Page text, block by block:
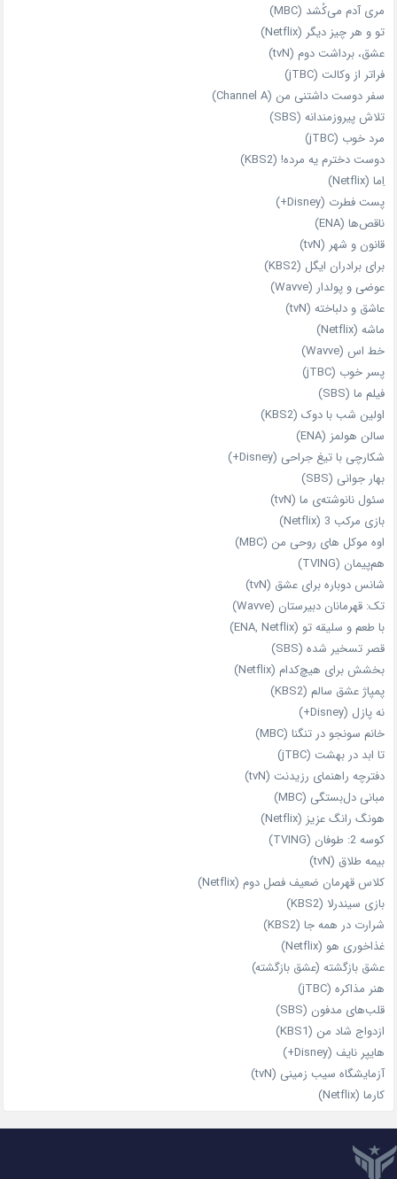
مری آدم می‌کُشد (MBC)
تو و هر چیز دیگر (Netflix)
عشق، برداشت دوم (tvN)
فراتر از وکالت (jTBC)
سفر دوست‌ داشتنی من (Channel A)
تلاش پیروزمندانه (SBS)
مرد خوب (jTBC)
دوست دخترم یه مرده! (KBS2)
اِما (Netflix)
پست فطرت (Disney+)
ناقص‌ها (ENA)
قانون و شهر (tvN)
برای برادران ایگل (KBS2)
عوضی و پولدار (Wavve)
عاشق و دلباخته (tvN)
ماشه (Netflix)
خط اس (Wavve)
پسر خوب (jTBC)
فیلم ما (SBS)
اولین شب با دوک (KBS2)
سالن هولمز (ENA)
شکارچی با تیغ جراحی (Disney+)
بهار جوانی (SBS)
سئول نانوشته‌ی ما (tvN)
بازی مرکب 3 (Netflix)
اوه موکل های روحی من (MBC)
هم‌پیمان (TVING)
شانس دوباره برای عشق (tvN)
تک: قهرمانان دبیرستان (Wavve)
با طعم و سلیقه تو (ENA, Netflix)
قصر تسخیر شده (SBS)
بخشش برای هیچ‌کدام (Netflix)
پمپاژ عشق سالم (KBS2)
نه پازل (Disney+)
خانم سونجو در تنگنا (MBC)
تا ابد در بهشت (jTBC)
دفترچه راهنمای رزیدنت (tvN)
مبانی دل‌بستگی (MBC)
هونگ رانگ عزیز (Netflix)
کوسه 2: طوفان (TVING)
بیمه طلاق (tvN)
کلاس قهرمان ضعیف فصل دوم (Netflix)
بازی سیندرلا (KBS2)
شرارت در همه‌ جا (KBS2)
غذاخوری هو (Netflix)
عشق بازگشته (عشق بازگشته)
هنر مذاکره (jTBC)
قلب‌های مدفون (SBS)
ازدواج شاد من (KBS1)
هایپر نایف (Disney+)
آزمایشگاه سیب‌ زمینی (tvN)
کارما (Netflix)